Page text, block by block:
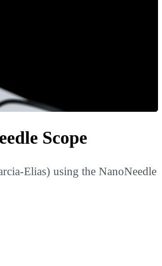
Scope
Elias) using the NanoNeedle